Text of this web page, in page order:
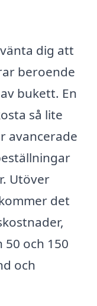
dig att
beroende
bukett. En
så lite
avancerade
Utöver
det
och 150
och